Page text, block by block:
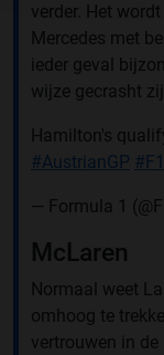
verder. Het
Mercedes met
ieder geval
wijze gecrasht
Hamilton's
#AustrianGP #F1
— Formula 1
McLaren
Normaal weet
omhoog te
vertrouwen in